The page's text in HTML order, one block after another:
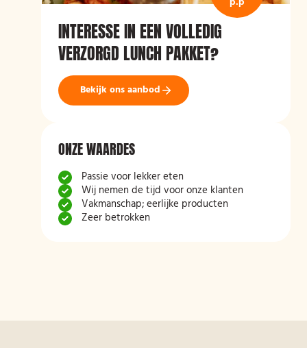
INTERESSE IN EEN VOLLEDIG
VERZORGD LUNCH PAKKET?
Bekijk ons aanbod
ONZE WAARDES
Passie voor lekker eten
Wij nemen de tijd voor onze klanten
Vakmanschap; eerlijke producten
Zeer betrokken